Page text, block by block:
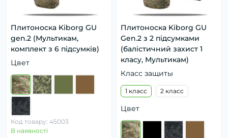
Плитоноска Kiborg GU
gen.2 (Мультикам,
комплект з 6 підсумків)
Цвет
Код товару: 45003
В наявності
Плитоноска Kiborg GU
Gen.2 з 2 підсумками
(балістичний захист 1
класу, Мультикам)
Класс защиты
1 класс 2 класс
Цвет